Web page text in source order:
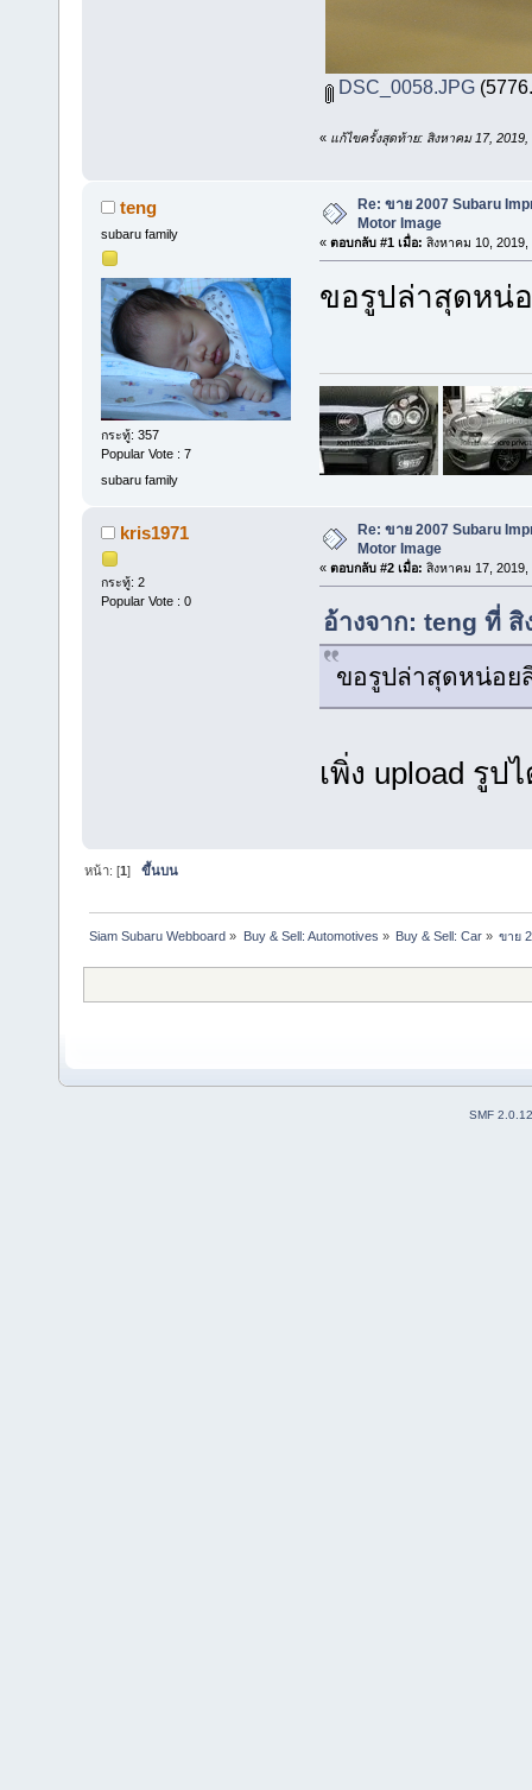
DSC_0058.JPG
« แก้ไขครั้งสุดท้าย: สิงหาคม 17,
teng
subaru family
กระทู้: 357
Popular Vote : 7
subaru family
Re: ขาย 2007 Subaru
Motor Image
« ตอบกลับ #1 เมื่อ: สิงหาคม 10, 2019,
ขอรูปล่าสุดหน่
kris1971
กระทู้: 2
Popular Vote : 0
Re: ขาย 2007 Subaru
Motor Image
« ตอบกลับ #2 เมื่อ: สิงหาคม 17, 2019,
อ้างจาก: teng ที่ สิ
ขอรูปล่าสุดหน่อย
เพิ่ง upload รูป
หน้า: [1]ขึ้นบน
Siam Subaru Webboard » Buy & Sell: Automotives » Buy & Sell: Car» ขาย
SMF 2.0.12